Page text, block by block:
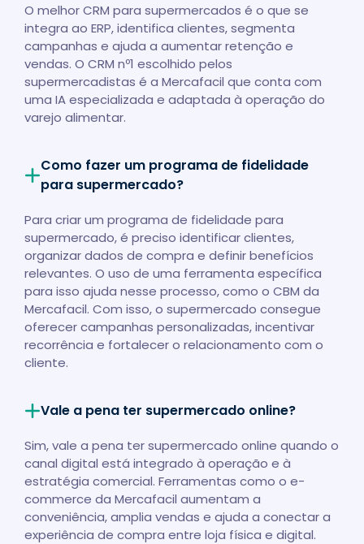
O melhor CRM para supermercados é o que se
integra ao ERP, identifica clientes, segmenta
campanhas e ajuda a aumentar retenção e
vendas. O CRM nº1 escolhido pelos
supermercadistas é a Mercafacil que conta com
uma IA especializada e adaptada à operação do
varejo alimentar.
Como fazer um programa de fidelidade
para supermercado?
Para criar um programa de fidelidade para
supermercado, é preciso identificar clientes,
organizar dados de compra e definir benefícios
relevantes. O uso de uma ferramenta específica
para isso ajuda nesse processo, como o CBM da
Mercafacil. Com isso, o supermercado consegue
oferecer campanhas personalizadas, incentivar
recorrência e fortalecer o relacionamento com o
cliente.
Vale a pena ter supermercado online?
Sim, vale a pena ter supermercado online quando o
canal digital está integrado à operação e à
estratégia comercial. Ferramentas como o e-
commerce da Mercafacil aumentam a
conveniência, amplia vendas e ajuda a conectar a
experiência de compra entre loja física e digital.